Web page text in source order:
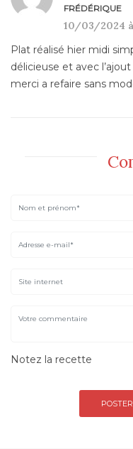
FRÉDÉRIQUE
10/03/2024
Plat réalisé hier midi
délicieuse et avec
merci a refaire sans
Notez la recette